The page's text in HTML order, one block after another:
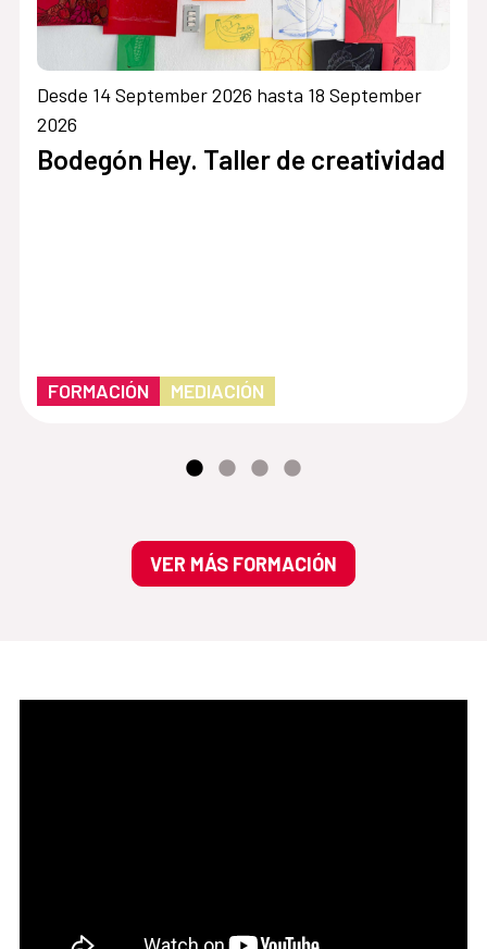
Desde 14 September 2026 hasta 18 September
2026
Bodegón Hey. Taller de creatividad
FORMACIÓN MEDIACIÓN
VER MÁS FORMACIÓN